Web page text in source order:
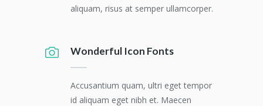
aliquam, risus at semper ullamcorper.
Wonderful Icon Fonts
Accusantium quam, ultri eget tempor
id aliquam eget nibh et. Maecen